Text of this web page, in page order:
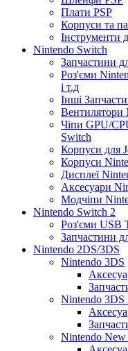
Плати PSP
Корпуси та
Інструменти
Nintendo Switch
Запчастини
Роз'єми
і т.д
Інші
Вентилятори
Чіпи GPU/
Switch
Корпуси для
Корпуси
Дисплеї
Аксесуари
Модчіпи
Nintendo Switch 2
Роз'єми USB
Запчастини
Nintendo 2DS/3DS
Nintendo 3DS
Nintendo
Nintendo New